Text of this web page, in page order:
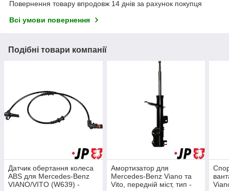
Повернення товару впродовж 14 днів за рахунок покупця
Всі умови повернення
Подібні товари компанії
Датчик обертання колеса
АВS для Mercedes-Benz
VIANO/VITO (W639) -
Амортизатор для
Mercedes-Benz Viano та
Vito, передній міст, тип -